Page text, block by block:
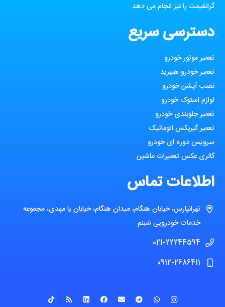
گرانقیمت را نیز انجام می دهد.
دسترسی سریع
تعمیر موتور خودرو
تعمیر خودرو هیبرید
نصب آپشن خودرو
لوازم استوک خودرو
تعمیر جلوبندی خودرو
تعمیر گیربکس اتوماتیک
سرویس دوره ای خودرو
گالری عکس تعمیرات ماشین
اطلاعات تماس
تهرانپارس، خیابان هنگام، میدان هنگام، خیابان یا مهدی، مجموعه
خدمات خودرویی شبنم
021-22244594
0912-2686411